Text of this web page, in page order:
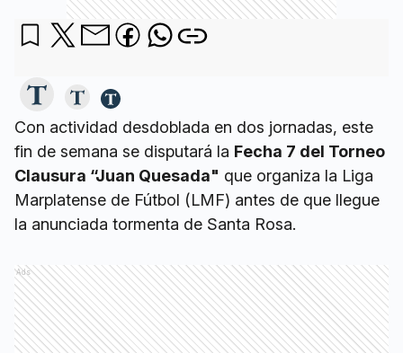
Con actividad desdoblada en dos jornadas, este
fin de semana se disputará la Fecha 7 del Torneo
Clausura “Juan Quesada" que organiza la Liga
Marplatense de Fútbol (LMF) antes de que llegue
la anunciada tormenta de Santa Rosa.
Ads